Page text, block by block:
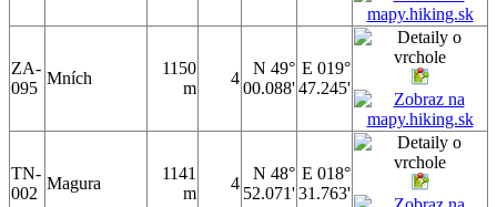
ZA-
095
Mních
1150
m
4
N 49°
00.088'
E 019°
47.245'
TN-
002
Magura
1141
m
4
N 48°
52.071'
E 018°
31.763'